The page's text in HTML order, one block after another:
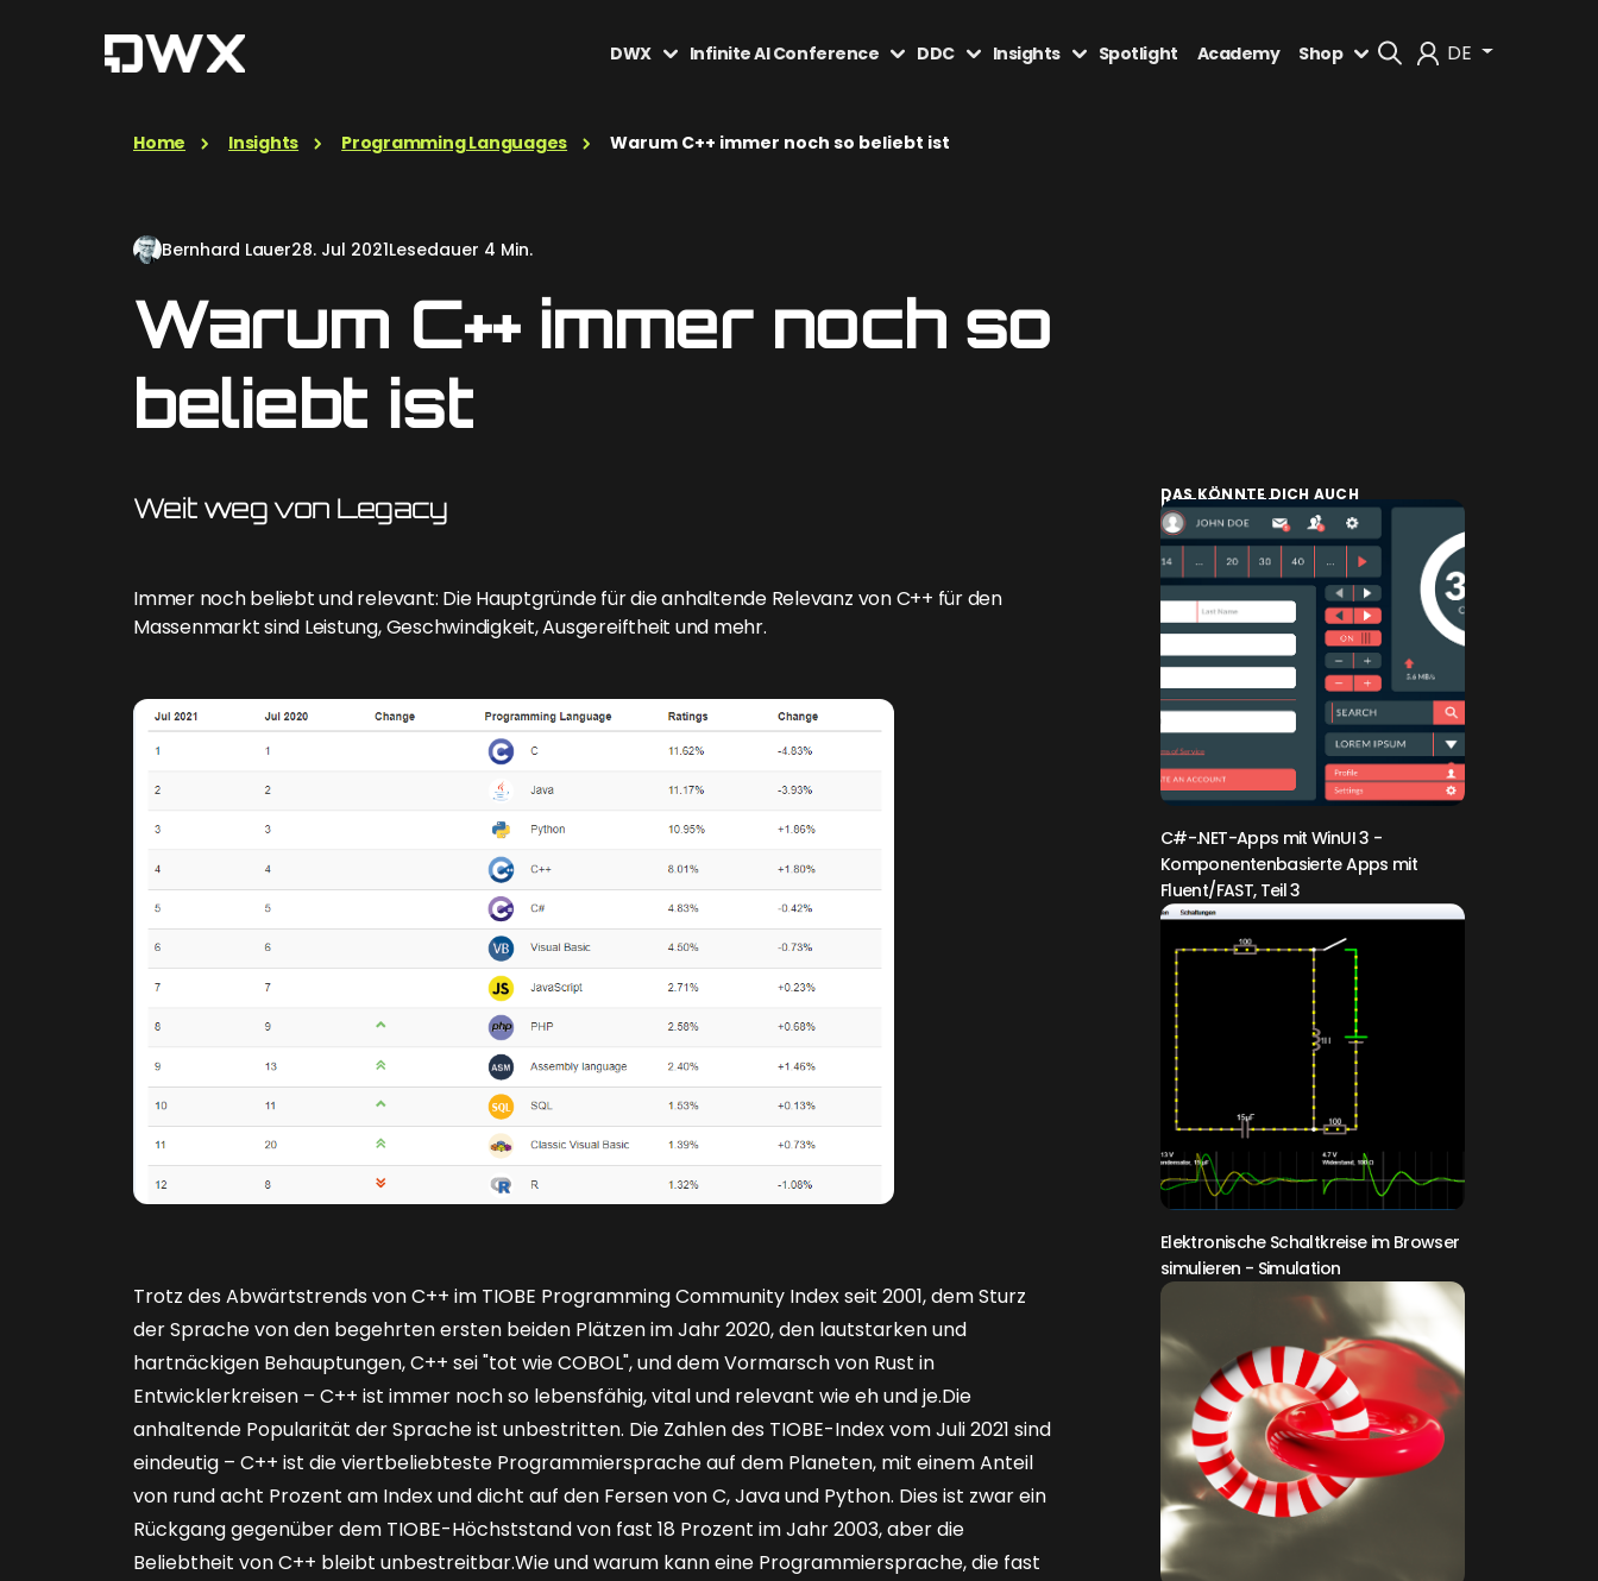
DE
DWX Infinite AI Conference DDC Insights Spotlight Academy Shop
Home Insights Programming Languages Warum C++ immer noch so beliebt ist
Bernhard Lauer28. Jul 2021Lesedauer 4 Min.
Warum C++ immer noch so
beliebt ist
Weit weg von Legacy
Immer noch beliebt und relevant: Die Hauptgründe für die anhaltende Relevanz von C++ für den
Massenmarkt sind Leistung, Geschwindigkeit, Ausgereiftheit und mehr.
Trotz des Abwärtstrends von C++ im TIOBE Programming Community Index seit 2001, dem Sturz
der Sprache von den begehrten ersten beiden Plätzen im Jahr 2020, den lautstarken und
hartnäckigen Behauptungen, C++ sei "tot wie COBOL", und dem Vormarsch von Rust in
Entwicklerkreisen – C++ ist immer noch so lebensfähig, vital und relevant wie eh und je.Die
anhaltende Popularität der Sprache ist unbestritten. Die Zahlen des TIOBE-Index vom Juli 2021 sind
eindeutig – C++ ist die viertbeliebteste Programmiersprache auf dem Planeten, mit einem Anteil
von rund acht Prozent am Index und dicht auf den Fersen von C, Java und Python. Dies ist zwar ein
Rückgang gegenüber dem TIOBE-Höchststand von fast 18 Prozent im Jahr 2003, aber die
Beliebtheit von C++ bleibt unbestreitbar.Wie und warum kann eine Programmiersprache, die fast
DAS KÖNNTE DICH AUCH
INTERESSIEREN:
C#-.NET-Apps mit WinUI 3 -
Komponentenbasierte Apps mit
Fluent/FAST, Teil 3
Elektronische Schaltkreise im Browser
simulieren - Simulation